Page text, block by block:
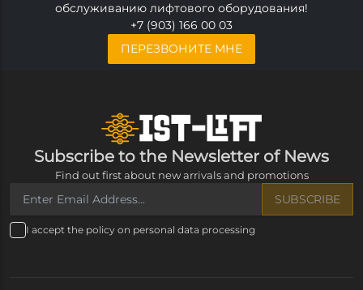
обслуживанию лифтового оборудования!
+7 (903) 166 00 03
ПЕРЕЗВОНИТЕ МНЕ
Subscribe to the Newsletter of News
Find out first about new arrivals and promotions
SUBSCRIBE
I accept the policy on personal data processing